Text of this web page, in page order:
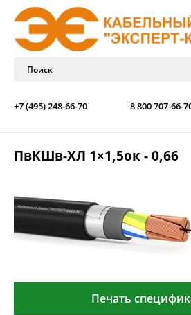
+7 (495) 248-66-70 8 800 707-66-
ПвКШв-ХЛ 1×1,5ок - 0,66
Печать